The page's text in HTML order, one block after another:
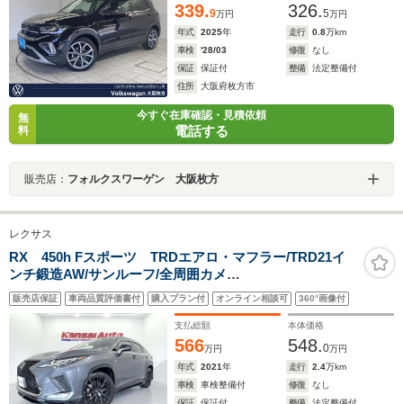
339.9万円 326.5万円
年式
2025年 走行 0.8万km
車検
'28/03 修復
なし
保証
保証付 整備
法定整備付
住所
大阪府枚方市
無
料
今すぐ在庫確認・見積依頼
電話する
販売店： フォルクスワーゲン 大阪枚方
レクサス
RX 450h Fスポーツ TRDエアロ・マフラー/TRD21イ
ンチ鍛造AW/サンルーフ/全周囲カメ
ラ/HUD/BSM/ETC2.0/黒革シート/前後席シートヒーター/
ベンチレーション/後席電動可倒/前後ドラレコ/ワンオーナ
ー/寒冷地仕様
販売店保証 車両品質評価書付 購入プラン付 オンライン相談可 360°画像付
支払総額
566万円
本体価格
548.0万円
年式
2021年 走行 2.4万km
車検
車検整備付 修復
なし